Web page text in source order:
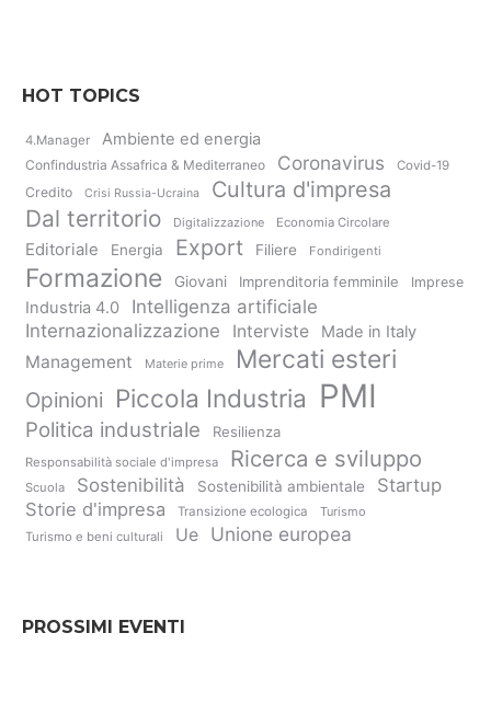
HOT TOPICS
4.Manager Ambiente ed energia
Confindustria Assafrica & Mediterraneo Coronavirus Covid-19
Credito Crisi Russia-Ucraina Cultura d'impresa
Dal territorio Digitalizzazione Economia Circolare
Editoriale Energia Export Filiere Fondirigenti
Formazione Giovani Imprenditoria femminile Imprese
Industria 4.0
Intelligenza artificiale
Internazionalizzazione
Interviste Made in Italy
Management Materie prime Mercati esteri
Opinioni Piccola Industria PMI
Politica industriale Resilienza
Responsabilità sociale d'impresa Ricerca e sviluppo
Scuola Sostenibilità Sostenibilità ambientale
Startup
Storie d'impresa
Transizione ecologica
Turismo
Turismo e beni culturali
Ue Unione europea
PROSSIMI EVENTI